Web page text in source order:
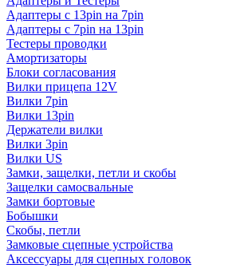
Адаптеры с 13pin на 7pin
Адаптеры с 7pin на 13pin
Тестеры проводки
Амортизаторы
Блоки согласования
Вилки прицепа 12V
Вилки 7pin
Вилки 13pin
Держатели вилки
Вилки 3pin
Вилки US
Замки, защелки, петли и скобы
Защелки самосвальные
Замки бортовые
Бобышки
Скобы, петли
Замковые сцепные устройства
Аксессуары для сцепных головок